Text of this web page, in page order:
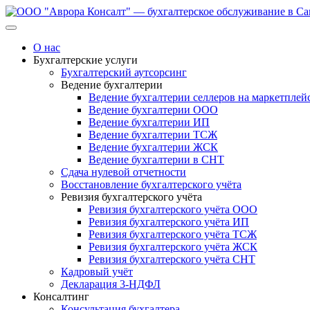
Перейти
к
О нас
Бухгалтерские услуги
Бухгалтерский аутсорсинг
Ведение бухгалтерии
Ведение бухгалтерии селлеров на
Ведение бухгалтерии ООО
Ведение бухгалтерии ИП
Ведение бухгалтерии ТСЖ
Ведение бухгалтерии ЖСК
Ведение бухгалтерии в СНТ
Сдача нулевой отчетности
Восстановление бухгалтерского учёта
Ревизия бухгалтерского учёта
Ревизия бухгалтерского учёта ООО
Ревизия бухгалтерского учёта ИП
Ревизия бухгалтерского учёта ТСЖ
Ревизия бухгалтерского учёта ЖСК
Ревизия бухгалтерского учёта СНТ
Кадровый учёт
Декларация 3-НДФЛ
Консалтинг